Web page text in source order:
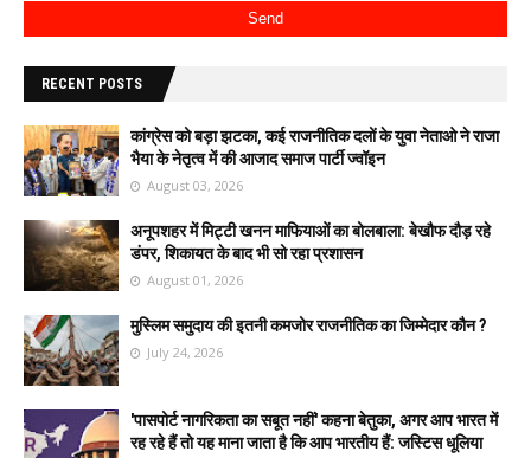
RECENT POSTS
कांग्रेस को बड़ा झटका, कई राजनीतिक दलों के युवा नेताओ ने राजा
भैया के नेतृत्व में की आजाद समाज पार्टी ज्वॉइन
August 03, 2026
अनूपशहर में मिट्टी खनन माफियाओं का बोलबाला: बेखौफ दौड़ रहे
डंपर, शिकायत के बाद भी सो रहा प्रशासन
August 01, 2026
मुस्लिम समुदाय की इतनी कमजोर राजनीतिक का जिम्मेदार कौन ?
July 24, 2026
'पासपोर्ट नागरिकता का सबूत नहीं' कहना बेतुका, अगर आप भारत में
रह रहे हैं तो यह माना जाता है कि आप भारतीय हैं: जस्टिस धूलिया